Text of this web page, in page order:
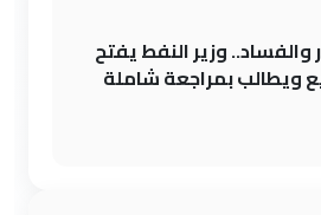
والفساد.. وزير النفط يفتح
ويطالب بمراجعة شاملة